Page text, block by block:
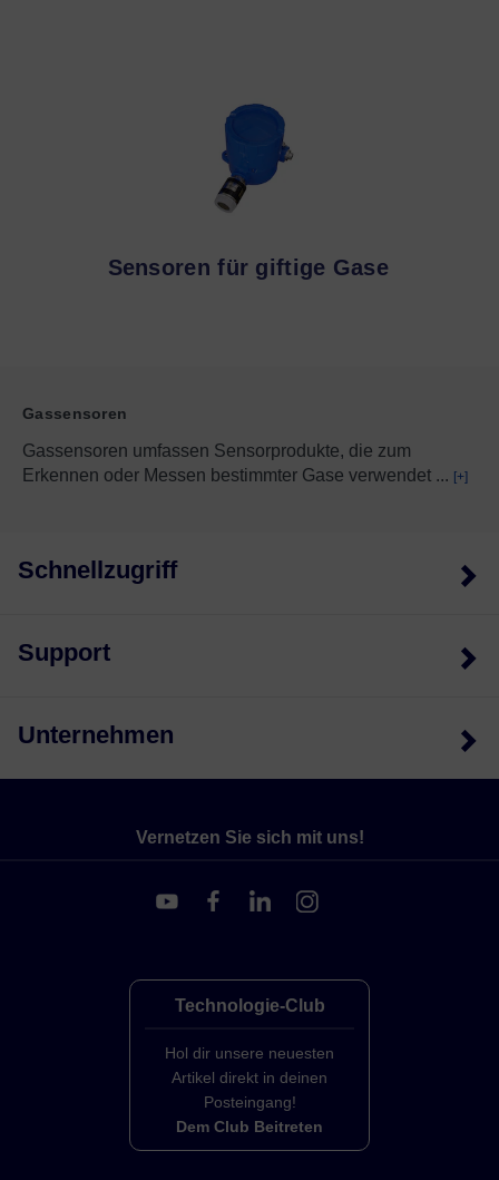
Sensoren für giftige Gase
Gassensoren
Gassensoren umfassen Sensorprodukte, die zum
Erkennen oder Messen bestimmter Gase verwendet ... [+]
Schnellzugriff
Support
Unternehmen
Vernetzen Sie sich mit uns!
Technologie-Club
Hol dir unsere neuesten
Artikel direkt in deinen
Posteingang!
Dem Club Beitreten